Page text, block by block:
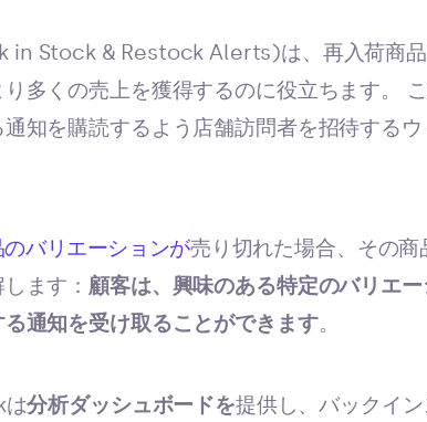
Stock & Restock Alerts)は、再入荷商品
多くの売上を獲得するのに役立ちます。
知を購読するよう店舗訪問者を招待する
バリエーションが売り切れた場合、その
ます： 顧客は、興味のある特定のバリエ
通知を受け取ることができます。
は分析ダッシュボードを提供し、バックイ